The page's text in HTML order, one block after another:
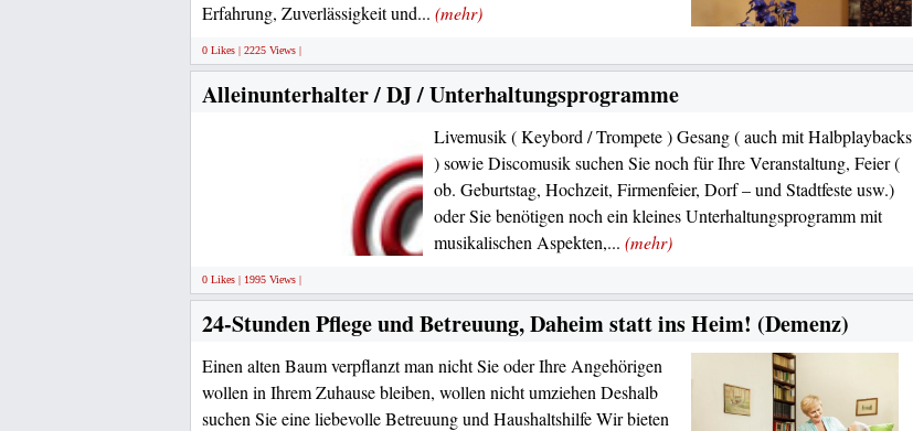
Erfahrung, Zuverlässigkeit und... (mehr)
0 Likes | 2225 Views |
Alleinunterhalter / DJ / Unterhaltungsprogramme
Livemusik ( Keybord / Trompete ) Gesang ( auch mit Halbplaybacks
) sowie Discomusik suchen Sie noch für Ihre Veranstaltung, Feier (
ob. Geburtstag, Hochzeit, Firmenfeier, Dorf – und Stadtfeste usw.)
oder Sie benötigen noch ein kleines Unterhaltungsprogramm mit
musikalischen Aspekten,... (mehr)
0 Likes | 1995 Views |
24-Stunden Pflege und Betreuung, Daheim statt ins Heim! (Demenz)
Einen alten Baum verpflanzt man nicht Sie oder Ihre Angehörigen
wollen in Ihrem Zuhause bleiben, wollen nicht umziehen Deshalb
suchen Sie eine liebevolle Betreuung und Haushaltshilfe Wir bieten